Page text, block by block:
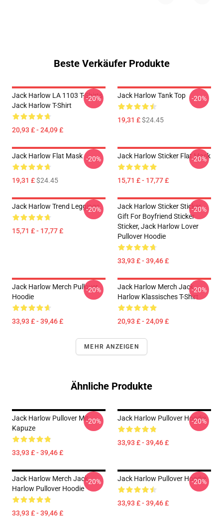
Beste Verkäufer Produkte
Jack Harlow LA 1103 T-Shirts
Jack Harlow T-Shirt
20,93 £ - 24,09 £
-20% Jack Harlow Tank Top
19,31 £$24.45
-20%
Jack Harlow Flat Mask
19,31 £$24.45
-20% Jack Harlow Sticker Flat Mask
15,71 £ - 17,77 £
-20%
Jack Harlow Trend Leggings
15,71 £ - 17,77 £
-20%
Jack Harlow Sticker Sticker,
Gift For Boyfriend Sticker
Sticker, Jack Harlow Lover
Pullover Hoodie
33,93 £ - 39,46 £
-20%
Jack Harlow Merch Pullover
Hoodie
33,93 £ - 39,46 £
-20%
Jack Harlow Merch Jack
Harlow Klassisches T-Shirt
20,93 £ - 24,09 £
-20%
MEHR ANZEIGEN
Ähnliche Produkte
Jack Harlow Pullover Mit
Kapuze
33,93 £ - 39,46 £
-20% Jack Harlow Pullover Hoodie
33,93 £ - 39,46 £
-20%
Jack Harlow Merch Jack
Harlow Pullover Hoodie
33,93 £ - 39,46 £
-20% Jack Harlow Pullover Hoodie
33,93 £ - 39,46 £
-20%